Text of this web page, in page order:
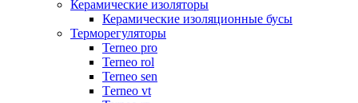
Керамические изоляторы
Керамические изоляционные бусы
Терморегуляторы
Terneo pro
Terneo rol
Terneo sen
Тerneo vt